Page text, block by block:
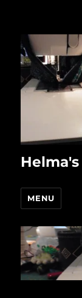
MENU